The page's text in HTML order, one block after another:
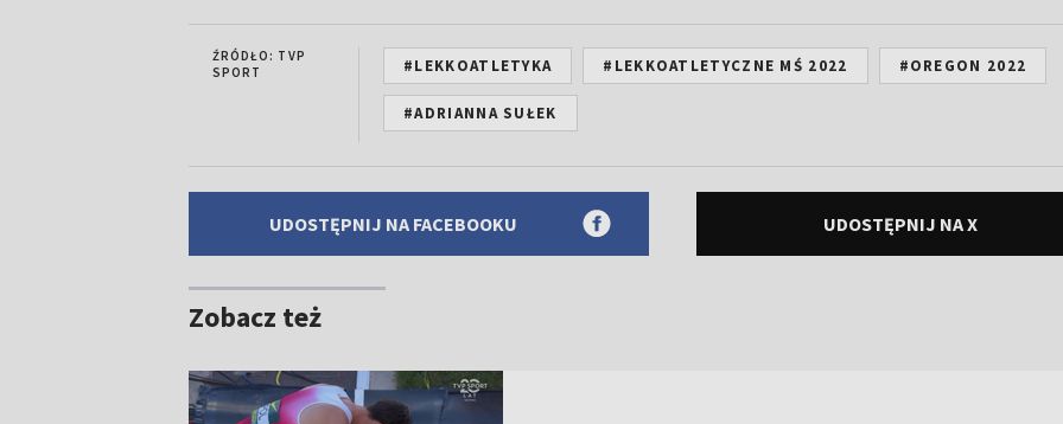
ŹRÓDŁO: TVP
SPORT
#LEKKOATLETYKA #LEKKOATLETYCZNE MŚ 2022 #OREGON 2022
#ADRIANNA SUŁEK
UDOSTĘPNIJ NA FACEBOOKU UDOSTĘPNIJ NA X
Zobacz też